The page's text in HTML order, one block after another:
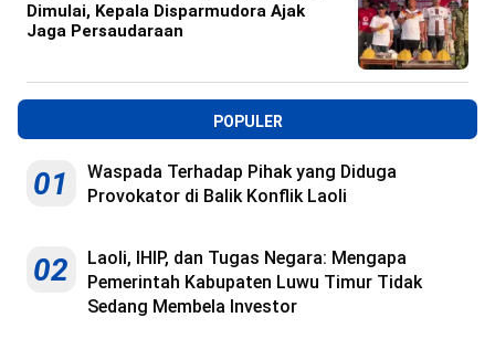
Dimulai, Kepala Disparmudora Ajak
Jaga Persaudaraan
POPULER
01
Waspada Terhadap Pihak yang Diduga
Provokator di Balik Konflik Laoli
02
Laoli, IHIP, dan Tugas Negara: Mengapa
Pemerintah Kabupaten Luwu Timur Tidak
Sedang Membela Investor